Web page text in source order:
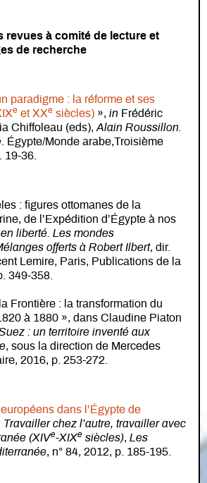
revues à comité de lecture et
de recherche
paradigme : la réforme et ses
e et XXe siècles) », in Frédéric
Chiffoleau (eds), Alain Roussillon.
. Égypte/Monde arabe,Troisième
19-36.
: figures ottomanes de la
de l’Expédition d’Égypte à nos
liberté. Les mondes
offerts à Robert Ilbert, dir.
Lemire, Paris, Publications de la
349-358.
Frontière : la transformation du
à 1880 », dans Claudine Piaton
: un territoire inventé aux
, sous la direction de Mercedes
2016, p. 253-272.
dans l’Égypte de
Travailler chez l’autre, travailler avec
(XIVe-XIXe siècles), Les
, n° 84, 2012, p. 185-195.